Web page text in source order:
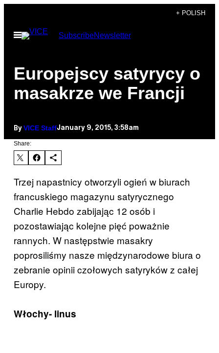
content
+ POLISH
Open
Menu
SubscribeNewsletter
Europejscy satyrycy o
masakrze we Francji
By VICE StaffJanuary 9, 2015, 3:58am
Share:
Trzej napastnicy otworzyli ogień w biurach
francuskiego magazynu satyrycznego
Charlie Hebdo zabijając 12 osób i
pozostawiając kolejne pięć poważnie
rannych. W następstwie masakry
poprosiliśmy nasze międzynarodowe biura o
zebranie opinii czołowych satyryków z całej
Europy.
Włochy- linus